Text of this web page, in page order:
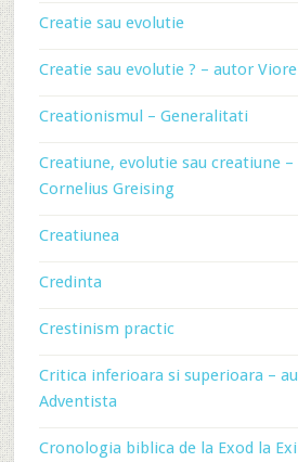
Creatie sau evolutie
Creatie sau evolutie ? – autor
Creationismul – Generalitati
Creatiune, evolutie sau creatiune
Cornelius Greising
Creatiunea
Credinta
Crestinism practic
Critica inferioara si superioara –
Adventista
Cronologia biblica de la Exod la